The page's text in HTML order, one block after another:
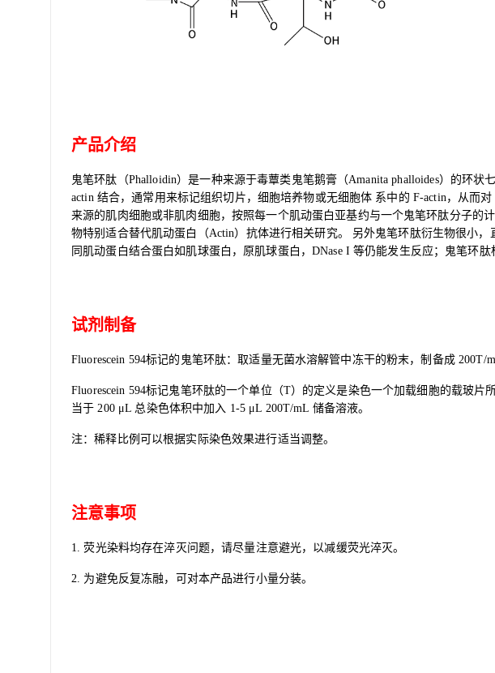
产品介绍
鬼笔环肽（Phalloidin）是一种来源于毒蕈类鬼笔鹅膏（Amanita phalloides）的环
actin 结合，通常用来标记组织切片，细胞培养物或无细胞体 系中的 F-actin，从而
来源的肌肉细胞或非肌肉细胞，按照每一个肌动蛋白亚基约与一个鬼笔环肽分子
物特别适合替代肌动蛋白（Actin）抗体进行相关研究。 另外鬼笔环肽衍生物很小
同肌动蛋白结合蛋白如肌球蛋白，原肌球蛋白，DNase I 等仍能发生反应；鬼笔环
试剂制备
Fluorescein 594标记的鬼笔环肽：取适量无菌水溶解管中冻干的粉末，制备成
Fluorescein 594标记鬼笔环肽的一个单位（T）的定义是染色一个加载细胞的载玻片
当于 200 μL 总染色体积中加入 1-5 μL 200T/mL 储备溶液。
注：稀释比例可以根据实际染色效果进行适当调整。
注意事项
1. 荧光染料均存在淬灭问题，请尽量注意避光，以减缓荧光淬灭。
2. 为避免反复冻融，可对本产品进行小量分装。